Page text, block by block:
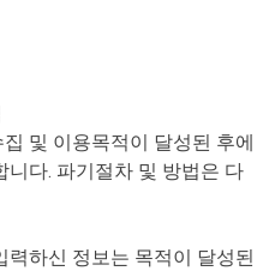
및 이용목적이 달성된 후에
다. 파기절차 및 방법은 다
하신 정보는 목적이 달성된